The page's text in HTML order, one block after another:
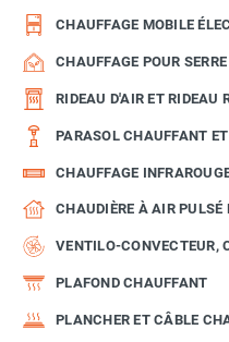
CHAUFFAGE MOBILE
CHAUFFAGE POUR
RIDEAU D'AIR ET RIDEAU
PARASOL CHAUFFANT
CHAUFFAGE
CHAUDIÈRE À AIR PULSÉ
VENTILO-CONVECTEUR,
PLAFOND CHAUFFANT
PLANCHER ET CÂBLE